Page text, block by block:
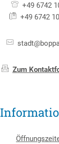
+49 6742
+49 6742
Zum